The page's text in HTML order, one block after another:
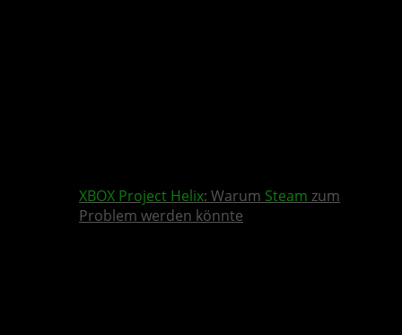
XBOX Project Helix: Warum Steam zum
Problem werden könnte